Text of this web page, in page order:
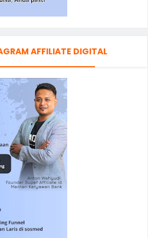
AFFILIATE DIGITAL